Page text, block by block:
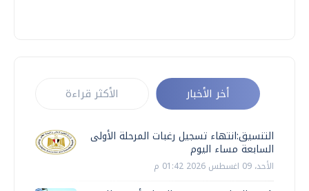
أخر الأخبار الأكثر قراءة
التنسيق:انتهاء تسجيل رغبات المرحلة الأولى
السابعة مساء اليوم
الأحد، 09 اغسطس 2026 01:42 م